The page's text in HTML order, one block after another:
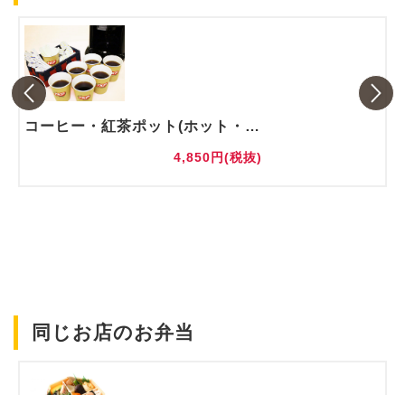
コーヒー・紅茶ポット(ホット・アイス)
4,850円(税抜)
同じお店のお弁当